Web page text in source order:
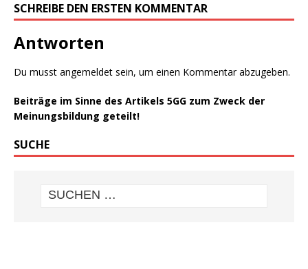
SCHREIBE DEN ERSTEN KOMMENTAR
Antworten
Du musst angemeldet sein, um einen Kommentar abzugeben.
Beiträge im Sinne des Artikels 5GG zum Zweck der
Meinungsbildung geteilt!
SUCHE